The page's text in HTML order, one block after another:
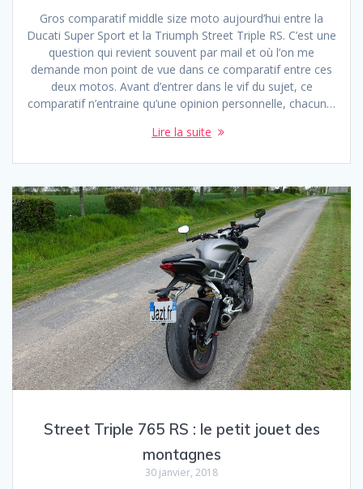
Gros comparatif middle size moto aujourd’hui entre la
Ducati Super Sport et la Triumph Street Triple RS. C’est une
question qui revient souvent par mail et où l’on me
demande mon point de vue dans ce comparatif entre ces
deux motos. Avant d’entrer dans le vif du sujet, ce
comparatif n’entraine qu’une opinion personnelle, chacun…
Lire la suite
Street Triple 765 RS : le petit jouet des
montagnes
30 janvier, 2018